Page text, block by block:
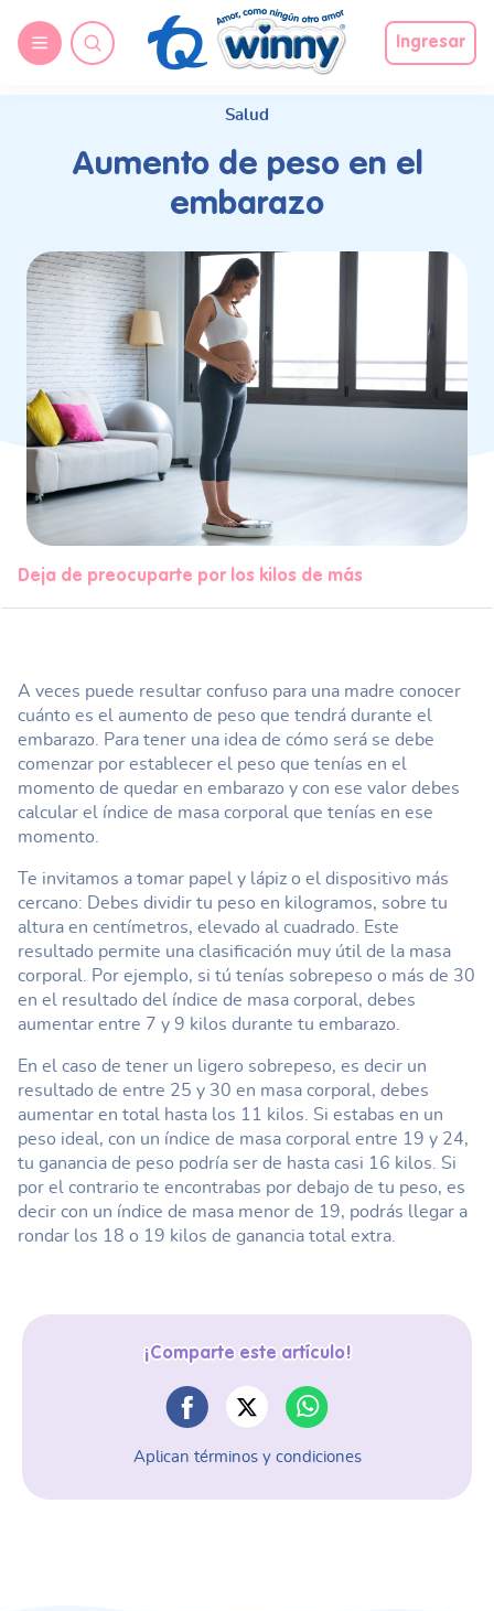
Ingresar
Salud
Aumento de peso en el
embarazo
Deja de preocuparte por los kilos de más
A veces puede resultar confuso para una madre conocer
cuánto es el aumento de peso que tendrá durante el
embarazo. Para tener una idea de cómo será se debe
comenzar por establecer el peso que tenías en el
momento de quedar en embarazo y con ese valor debes
calcular el índice de masa corporal que tenías en ese
momento.
Te invitamos a tomar papel y lápiz o el dispositivo más
cercano: Debes dividir tu peso en kilogramos, sobre tu
altura en centímetros, elevado al cuadrado. Este
resultado permite una clasificación muy útil de la masa
corporal. Por ejemplo, si tú tenías sobrepeso o más de 30
en el resultado del índice de masa corporal, debes
aumentar entre 7 y 9 kilos durante tu embarazo.
En el caso de tener un ligero sobrepeso, es decir un
resultado de entre 25 y 30 en masa corporal, debes
aumentar en total hasta los 11 kilos. Si estabas en un
peso ideal, con un índice de masa corporal entre 19 y 24,
tu ganancia de peso podría ser de hasta casi 16 kilos. Si
por el contrario te encontrabas por debajo de tu peso, es
decir con un índice de masa menor de 19, podrás llegar a
rondar los 18 o 19 kilos de ganancia total extra.
¡Comparte este artículo!
Aplican términos y condiciones